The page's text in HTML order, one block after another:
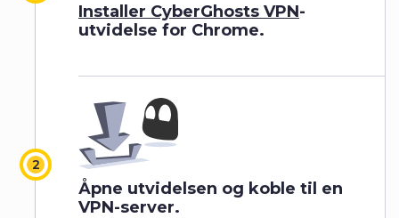
Installer CyberGhosts VPN-
utvidelse for Chrome.
Åpne utvidelsen og koble til en
VPN-server.